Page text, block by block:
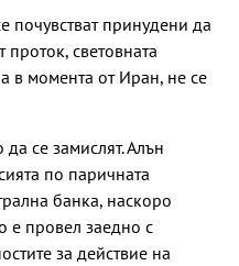
почувстват принудени да
проток, световната
в момента от Иран, не се
се замислят. Алън
по паричната
банка, наскоро
е провел заедно с
за действие на